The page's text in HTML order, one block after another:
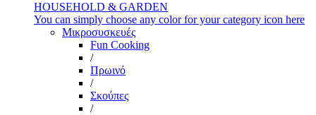
HOUSEHOLD & GARDEN
You can simply choose any color for your category icon here
Μικροσυσκευές
Fun Cooking
/
Πρωινό
/
Σκούπες
/